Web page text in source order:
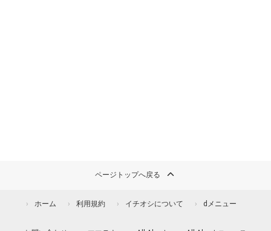
ページトップへ戻る
ホーム 利用規約 イチオシについて dメニュー